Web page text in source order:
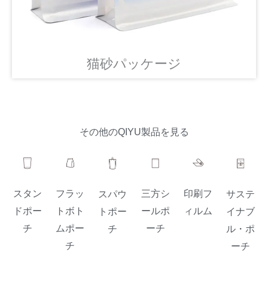
猫砂パッケージ
その他のQIYU製品を見る
スタン
ドポー
チ
フラッ
トボト
ムポー
チ
スパウ
トポー
チ
三方シ
ールポ
ーチ
印刷フ
ィルム
サステ
イナブ
ル・ポ
ーチ